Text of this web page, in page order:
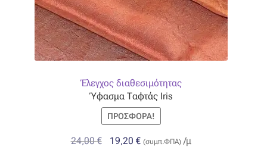
Έλεγχος διαθεσιμότητας
Ύφασμα Ταφτάς Iris
ΠΡΟΣΦΟΡΆ!
24,00€
Original
19,20€Η(συμπ.ΦΠΑ) /μ